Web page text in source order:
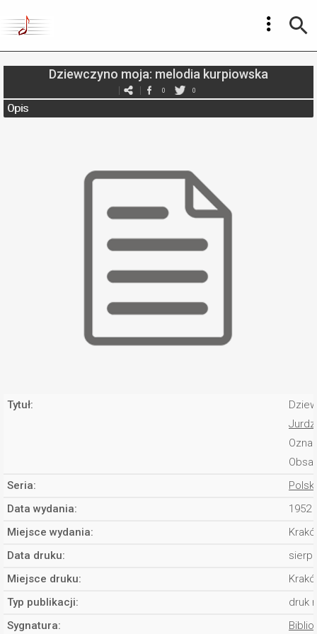
Dziewczyno moja: melodia kurpiowska
0 0
Opis
Tytuł:
Seria:
Data wydania:
1952
Miejsce wydania:
Data druku:
Miejsce druku:
Typ publikacji:
druk
Sygnatura: